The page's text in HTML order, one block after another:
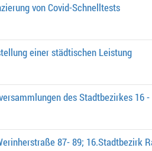
von Covid-Schnelltests
einer städtischen Leistung
des Stadtbezirkes 16
87- 89; 16.Stadtbezirk